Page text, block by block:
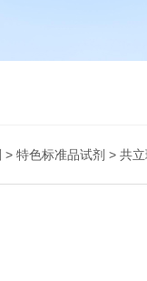
> 特色标准品试剂 > 共